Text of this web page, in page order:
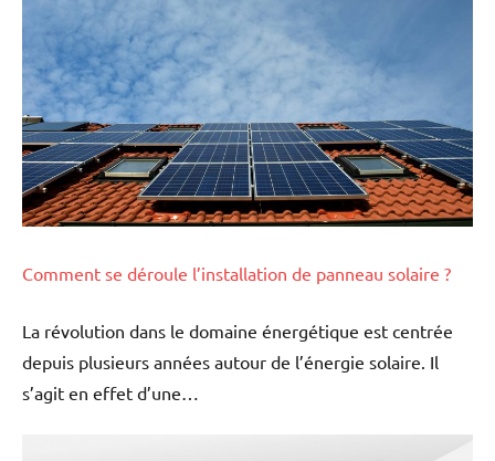
Comment se déroule l’installation de panneau solaire ?
La révolution dans le domaine énergétique est centrée
depuis plusieurs années autour de l’énergie solaire. Il
s’agit en effet d’une…